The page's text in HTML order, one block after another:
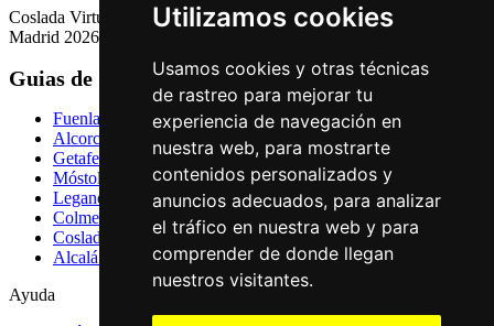
Utilizamos cookies
Usamos cookies y otras técnicas
de rastreo para mejorar tu
experiencia de navegación en
nuestra web, para mostrarte
contenidos personalizados y
anuncios adecuados, para analizar
el tráfico en nuestra web y para
comprender de donde llegan
nuestros visitantes.
Coslada Virtual: Guia de Empresas, Ocio y Servicios de Coslada,
Madrid 2026
Guias de Ciudades
Fuenlabrada
Alcorcón
Getafe
Móstoles
Leganés
Colmenar Viejo
Coslada
Alcalá de Henares
Ayuda